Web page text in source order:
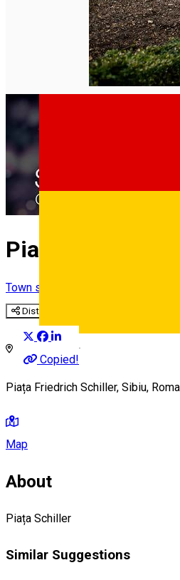
Deutsch
Piața Schiller
Town square
Distribuie
Copied!
Piața Friedrich Schiller, Sibiu,
Map
About
Piața Schiller
Similar Suggestions